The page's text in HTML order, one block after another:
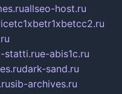
allseo-host.ru
statti.rue-abis1c.ru
dark-sand.ru
sib-archives.ru